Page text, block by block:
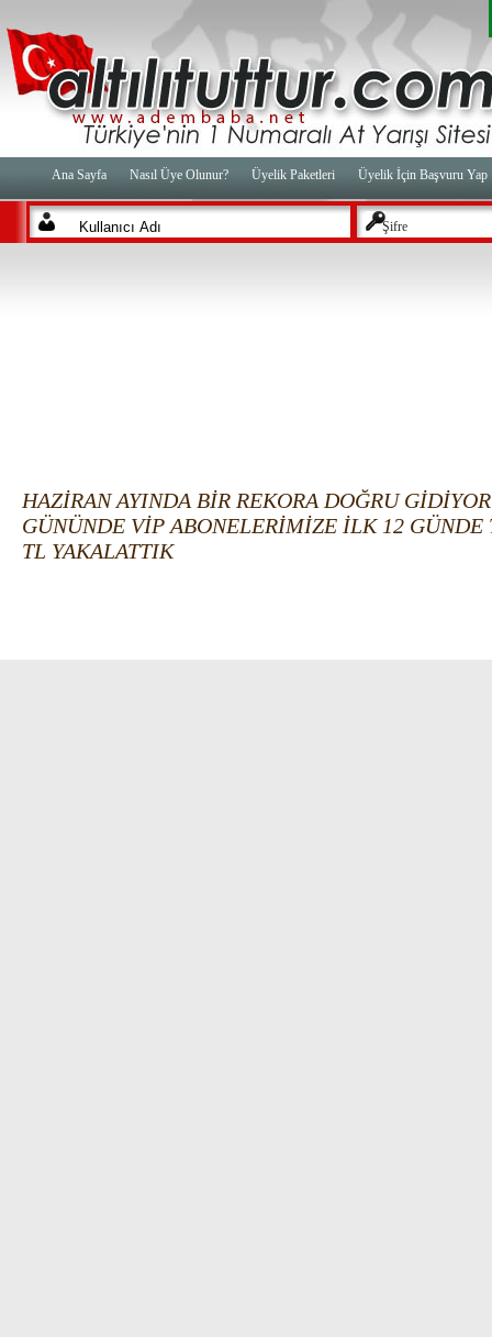
Ana Sayfa Nasıl Üye Olunur? Üyelik Paketleri Üyelik İçin Başvuru Yap
Şifre
HAZİRAN AYINDA BİR REKORA DOĞRU
GÜNÜNDE VİP ABONELERİMİZE İLK 12 GÜNDE
TL YAKALATTIK